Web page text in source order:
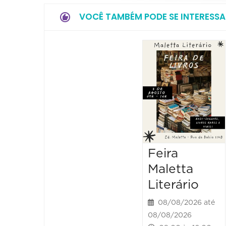
VOCÊ TAMBÉM PODE SE
Feira
Maletta
Literário
08/08/2026 até
08/08/2026